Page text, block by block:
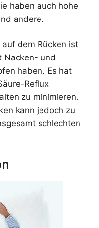
haben auch hohe
andere.
auf dem Rücken ist
Nacken- und
haben. Es hat
Reflux
zu minimieren.
kann jedoch zu
schlechten